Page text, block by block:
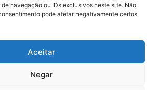
navegação ou IDs exclusivos neste site. Não
pode afetar negativamente certos
Aceitar
Negar
regularização
comunitário para
Estudantis Paraenses